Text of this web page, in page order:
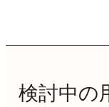
検討中の